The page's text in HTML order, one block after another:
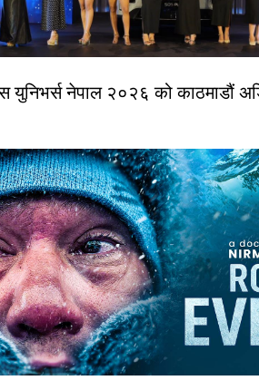
युनिभर्स नेपाल २०२६ को काठमाडौं